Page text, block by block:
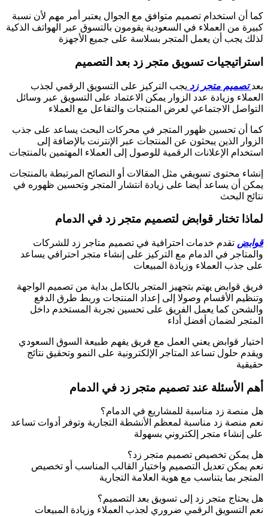
كما أن استخدام تصميم متوافق مع الجوال يعتبر أمر مهم لأن نسبة
كبيرة من العملاء في السعودية يقومون بالتسوق عبر الهواتف الذكية
لذلك يجب أن يعمل المتجر بسلاسة على جميع الأجهزة
استراتيجيات تسويق متجر زد بعد التصميم
بعدتصميم متجر زد يجب التركيز على التسويق الرقمي لجذب
العملاء وزيادة عدد الزوار يمكن الاعتماد على التسويق عبر وسائل
التواصل الاجتماعي لعرض المنتجات والتفاعل مع العملاء
كما أن تحسين ظهور المتجر في محركات البحث يساعد على جذب
الزوار الذين يبحثون عن المنتجات عبر الإنترنت بالإضافة إلى
استخدام الإعلانات الرقمية للوصول إلى العملاء المهتمين بالمنتجات
إنشاء محتوى تسويقي مثل المقالات أو النصائح المرتبطة بالمنتجات
يمكن أن يساعد أيضا على زيادة انتشار المتجر وتحسين ظهوره في
نتائج البحث
لماذا تختار قوابض لتصميم متجر زد في الدمام
قوابض تقدم خدمات احترافية في تصميم متاجر زد للشركات
والمتاجر في الدمام مع التركيز على إنشاء متجر احترافي يساعد
على جذب العملاء وزيادة المبيعات
فريق قوابض يهتم بتجهيز المتجر بالكامل بداية من تصميم الواجهة
وتنظيم الأقسام وصولا إلى إعداد المنتجات وربط طرق الدفع
والشحن كما يعمل الفريق على تحسين تجربة المستخدم داخل
المتجر لضمان أفضل أداء
اختيار قوابض يعني العمل مع فريق يفهم طبيعة السوق السعودي
ويقدم حلول تساعد المتاجر الإلكترونية على النمو وتحقيق نتائج
حقيقية
أهم الأسئلة عند تصميم متجر زد في الدمام
هل منصة زد مناسبة للمشاريع في الدمام؟
نعم منصة زد مناسبة لمعظم الأنشطة التجارية وتوفر أدوات تساعد
على إنشاء متجر إلكتروني بسهولة
هل يمكن تخصيص تصميم متجر زد؟
نعم يمكن تعديل التصميم واختيار القالب المناسب أو تخصيص
المتجر بما يتناسب مع هوية العلامة التجارية
هل يحتاج متجر زد إلى تسويق بعد التصميم؟
نعم التسويق الرقمي ضروري لجذب العملاء وزيادة المبيعات